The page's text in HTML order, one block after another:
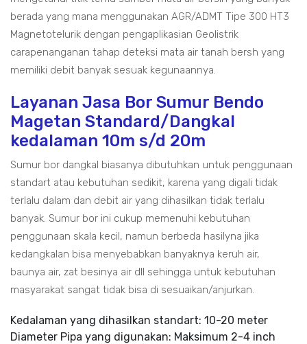
berada yang mana menggunakan AGR/ADMT Tipe 300 HT3
Magnetotelurik dengan pengaplikasian Geolistrik
carapenanganan tahap deteksi mata air tanah bersh yang
memiliki debit banyak sesuak kegunaannya.
Layanan Jasa Bor Sumur Bendo
Magetan Standard/Dangkal
kedalaman 10m s/d 20m
Sumur bor dangkal biasanya dibutuhkan untuk penggunaan
standart atau kebutuhan sedikit, karena yang digali tidak
terlalu dalam dan debit air yang dihasilkan tidak terlalu
banyak. Sumur bor ini cukup memenuhi kebutuhan
penggunaan skala kecil, namun berbeda hasilyna jika
kedangkalan bisa menyebabkan banyaknya keruh air,
baunya air, zat besinya air dll sehingga untuk kebutuhan
masyarakat sangat tidak bisa di sesuaikan/anjurkan.
Kedalaman yang dihasilkan standart: 10-20 meter
Diameter Pipa yang digunakan: Maksimum 2-4 inch